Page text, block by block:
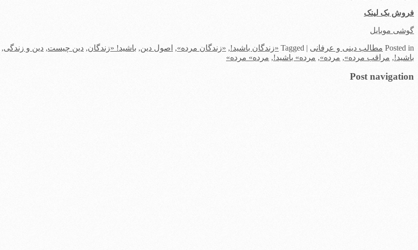
فروش بک لینک
گوشی موبایل
Posted in مطالب دینی و عرفانی |
Tagged «زندگان باشید!, «زندگان مرده», اصول دین, باشید! «زندگان, دین چیست, دین و زندگی,
باشید!, مراقب مرده», مرده», مرده» باشید!, مرده» مرده»
Post navigation